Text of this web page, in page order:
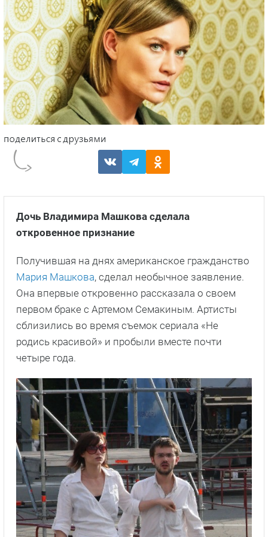
Дочь Владимира Машкова сделала
откровенное признание
Получившая на днях американское гражданство
Мария Машкова, сделал необычное заявление.
Она впервые откровенно рассказала о своем
первом браке с Артемом Семакиным. Артисты
сблизились во время съемок сериала «Не
родись красивой» и пробыли вместе почти
четыре года.